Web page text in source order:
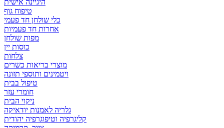
היגיינה אישית
טיפוח גוף
כלי שולחן חד פעמי
אחרות חד פעמיות
מפות שולחן
כוסות יין
צלחות
מוצרי בריאות כשרים
ויטמינים ותוספי תזונה
טיפול בבית
חומרי עזר
ניקוי הבית
גלריה לאמנות יודאיקה
קליגרפיה וטיפוגרפיה יהודית